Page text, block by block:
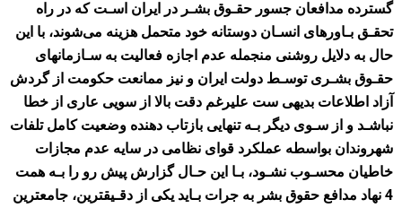
گسترده مدافعان جسور حقـوق بشـر در ایران اسـت که در راه
تحقـق بـاورهای انسـان دوستانه خود متحمل هزینه می‌شوند، با این
حال به دلایل روشنی منجمله عدم اجازه فعالیت به سـازمانهای
حقـوق بشـری توسـط دولت ایران و نیز ممانعت حکومت از گردش
آزاد اطلاعات بدیهی ست علیرغم دقت بالا از سویی عاری از خطا
نباشـد و از سـوی دیگر بـه تنهایی بازتاب دهنده وضعیت کامل تلفات
شهروندان بواسطه عملکرد قوای نظامی در سایه عدم مجازات
خاطیان محسـوب نشـود، بـا این حـال گزارش پیش رو را بـه همت
4 نهاد مدافع حقوق بشر به جرات بـاید یکی از دقـیقترین، جامعترین